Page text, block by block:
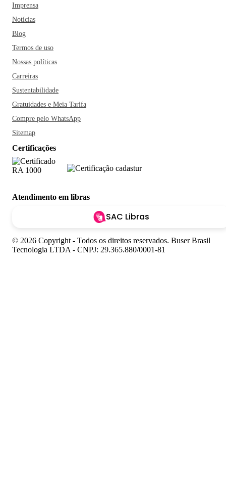
Imprensa
Notícias
Blog
Termos de uso
Nossas políticas
Carreiras
Sustentabilidade
Gratuidades e Meia Tarifa
Compre pelo WhatsApp
Sitemap
Certificações
Atendimento em libras
SAC Libras
© 2026 Copyright - Todos os direitos reservados. Buser Brasil
Tecnologia LTDA - CNPJ: 29.365.880/0001-81